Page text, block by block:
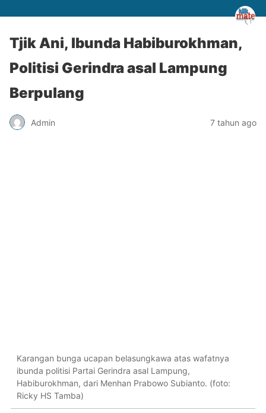
Tjik Ani, Ibunda Habiburokhman,
Politisi Gerindra asal Lampung
Berpulang
Admin 7 tahun ago
Karangan bunga ucapan belasungkawa atas wafatnya
ibunda politisi Partai Gerindra asal Lampung,
Habiburokhman, dari Menhan Prabowo Subianto. (foto:
Ricky HS Tamba)